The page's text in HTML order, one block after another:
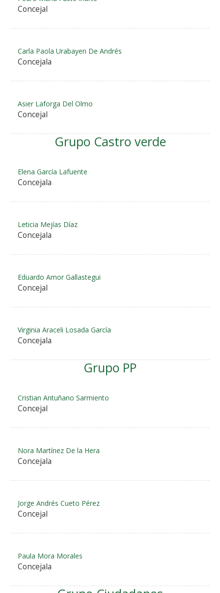
Concejal
Carla Paola Urabayen De Andrés
Concejala
Asier Laforga Del Olmo
Concejal
Grupo Castro verde
Elena García Lafuente
Concejala
Leticia Mejías Díaz
Concejala
Eduardo Amor Gallastegui
Concejal
Virginia Araceli Losada García
Concejala
Grupo PP
Cristian Antuñano Sarmiento
Concejal
Nora Martínez De la Hera
Concejala
Jorge Andrés Cueto Pérez
Concejal
Paula Mora Morales
Concejala